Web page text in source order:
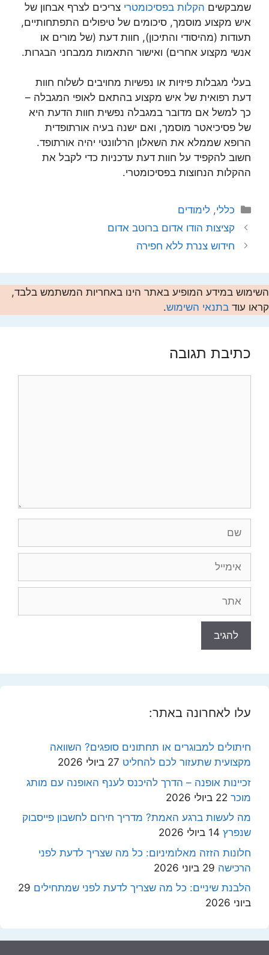
שמבקשים הקלות בפסיכומטרי צריכים לצרף אבחון של
איש מקצוע מוסמך, סיכומים של טיפולים התפתחותיים,
תעודות (מהיסודי והתיכון), חוות דעת (של מורים או
אנשי מקצוע אחרים) ואישור התאמות ממבחני הבגרות.
בעלי מגבלות פיזיות או נפשיות מחויבים לשלוח חוות
דעת רפואית של איש מקצוע בהתאם לאופי המגבלה –
כך למשל אם מדובר במגבלה נפשית חוות הדעת היא
של פסיכיאטר מוסמך, ואם ישנה בעיה אורתופדית
הרופא שממלא את השאלון הרלוונטי יהיה אורתופד.
חשוב להקפיד על חוות דעת עדכניות כדי לקבל את
ההקלות הנחוצות בפסיכומטרי.
קטגוריות
כללי,לימודים
קציצות הודו אדום ברוטב אדום
חידוש צנרת ללא חפירה
השימוש במידע המופיע באתר הינו באחריות המשתמש בלבד,
קראו עוד בתנאי השימוש.
כתיבת תגובה
עלו לאחרונה באתר:
חיתולים למבוגרים או תחתונים סופגים? השוואה
מקצועית שתעזור לכם להחליט 27 ביולי 2026
זכיינות אופנה – הדרך להיכנס לענף האופנה עם מותג
מוכר 22 ביולי 2026
מה לעשות ברגע האמת? מדריך חירום לחשבון פייסבוק
שנפרץ 14 ביולי 2026
חלונות הזזה מאלומיניום: כל מה שצריך לדעת לפני
הרכישה 29 ביוני 2026
הלבנת שיניים: כל מה שצריך לדעת לפני שמתחילים 29
ביוני 2026